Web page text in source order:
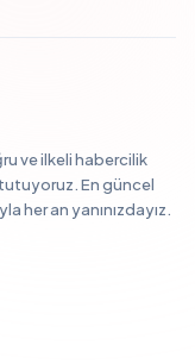
ve ilkeli habercilik
tutuyoruz. En güncel
her an yanınızdayız.